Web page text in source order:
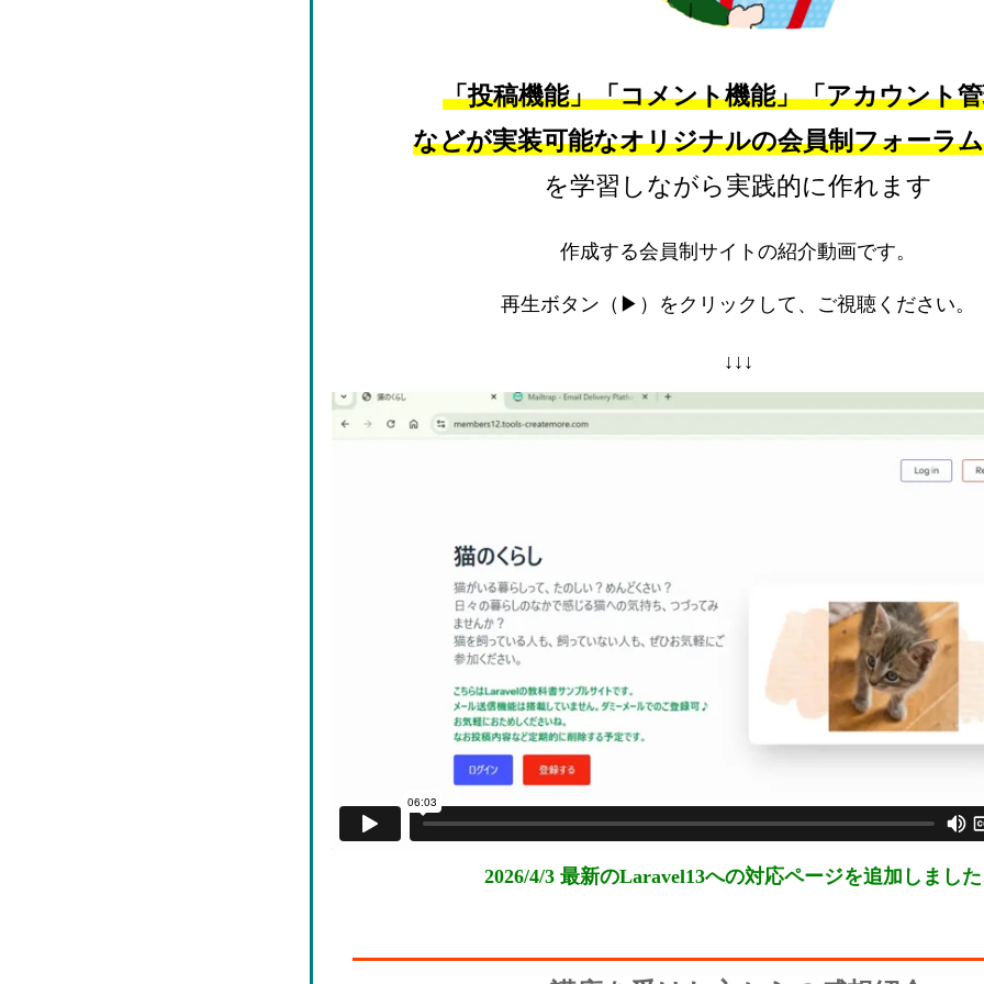
「投稿機能」「コメント機能」「アカウント
などが実装可能なオリジナルの会員制フォーラ
を学習しながら実践的に作れます
作成する会員制サイトの紹介動画です。
再生ボタン（▶）をクリックして、ご視聴ください。
↓↓↓
2026/4/3 最新のLaravel13への対応ページを追加しまし